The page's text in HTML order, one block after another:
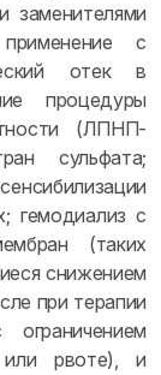
заменителями
с
отек в
процедуры
(ЛПНП-
сульфата;
гемодиализ с
(таких
снижением
при терапии
или рвоте), и